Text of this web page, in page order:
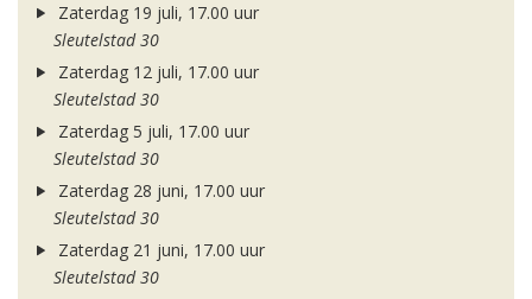
Zaterdag 19 juli, 17.00 uur
Sleutelstad 30
Zaterdag 12 juli, 17.00 uur
Sleutelstad 30
Zaterdag 5 juli, 17.00 uur
Sleutelstad 30
Zaterdag 28 juni, 17.00 uur
Sleutelstad 30
Zaterdag 21 juni, 17.00 uur
Sleutelstad 30